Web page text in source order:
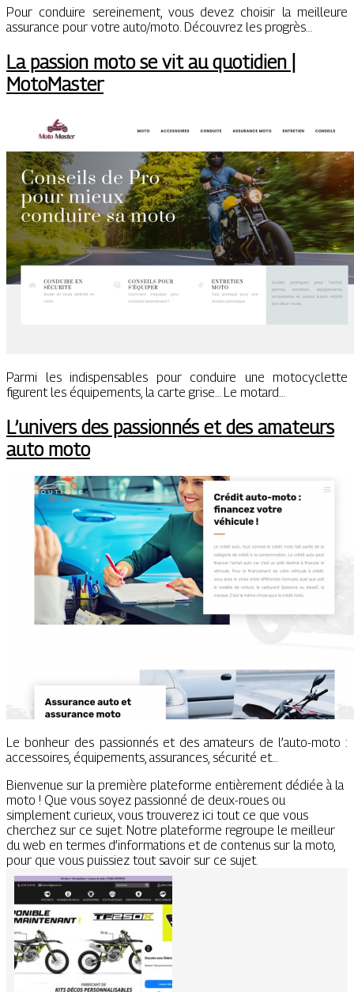
Pour conduire sereinement, vous devez choisir la meilleure
assurance pour votre auto/moto. Découvrez les progrès…
La passion moto se vit au quotidien |
MotoMaster
Parmi les indispensables pour conduire une motocyclette
figurent les équipements, la carte grise… Le motard…
L’univers des passionnés et des amateurs
auto moto
Le bonheur des passionnés et des amateurs de l’auto-moto :
accessoires, équipements, assurances, sécurité et…
Bienvenue sur la première plateforme entièrement dédiée à la
moto ! Que vous soyez passionné de deux-roues ou
simplement curieux, vous trouverez ici tout ce que vous
cherchez sur ce sujet. Notre plateforme regroupe le meilleur
du web en termes d’informations et de contenus sur la moto,
pour que vous puissiez tout savoir sur ce sujet.